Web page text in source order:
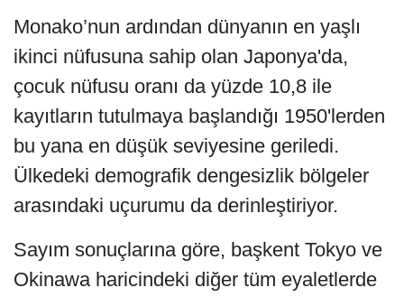
Monako’nun ardından dünyanın en yaşlı
ikinci nüfusuna sahip olan Japonya'da,
çocuk nüfusu oranı da yüzde 10,8 ile
kayıtların tutulmaya başlandığı 1950'lerden
bu yana en düşük seviyesine geriledi.
Ülkedeki demografik dengesizlik bölgeler
arasındaki uçurumu da derinleştiriyor.
Sayım sonuçlarına göre, başkent Tokyo ve
Okinawa haricindeki diğer tüm eyaletlerde